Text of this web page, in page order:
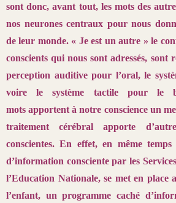
sont donc, avant tout, les mots des
nos neurones centraux pour nous
de leur monde. « Je est un autre » le
conscients qui nous sont adressés, sont
perception auditive pour l’oral, le
voire le système tactile pour le
mots apportent à notre conscience un
traitement cérébral apporte
conscientes. En effet, en même
d’information consciente par les
l’Education Nationale, se met en place
l’enfant, un programme caché